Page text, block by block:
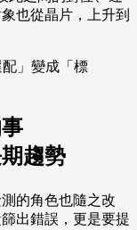
也從晶片，上升到
」變成「標
趨勢
的角色也隨之改
出錯誤，更是要提